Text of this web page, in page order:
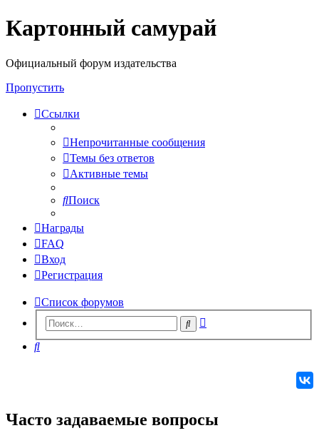
Регистрация
Картонный самурай
Официальный форум издательства
Пропустить
Ссылки
Непрочитанные сообщения
Темы без ответов
Активные темы
Поиск
Награды
FAQ
Вход
Регистрация
Список форумов
Поиск
Поиск
Часто задаваемые вопросы